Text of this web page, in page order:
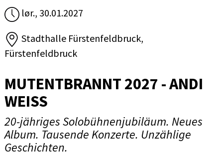
lør., 30.01.2027
Stadthalle Fürstenfeldbruck,
Fürstenfeldbruck
MUTENTBRANNT 2027 - ANDI
WEISS
20-jähriges Solobühnenjubiläum. Neues
Album. Tausende Konzerte. Unzählige
Geschichten.